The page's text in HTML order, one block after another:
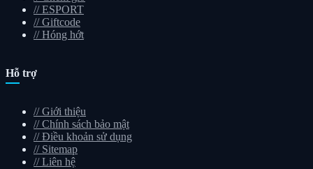
// ESPORT
// Giftcode
// Hóng hớt
Hỗ trợ
// Giới thiệu
// Chính sách bảo mật
// Điều khoản sử dụng
// Sitemap
// Liên hệ